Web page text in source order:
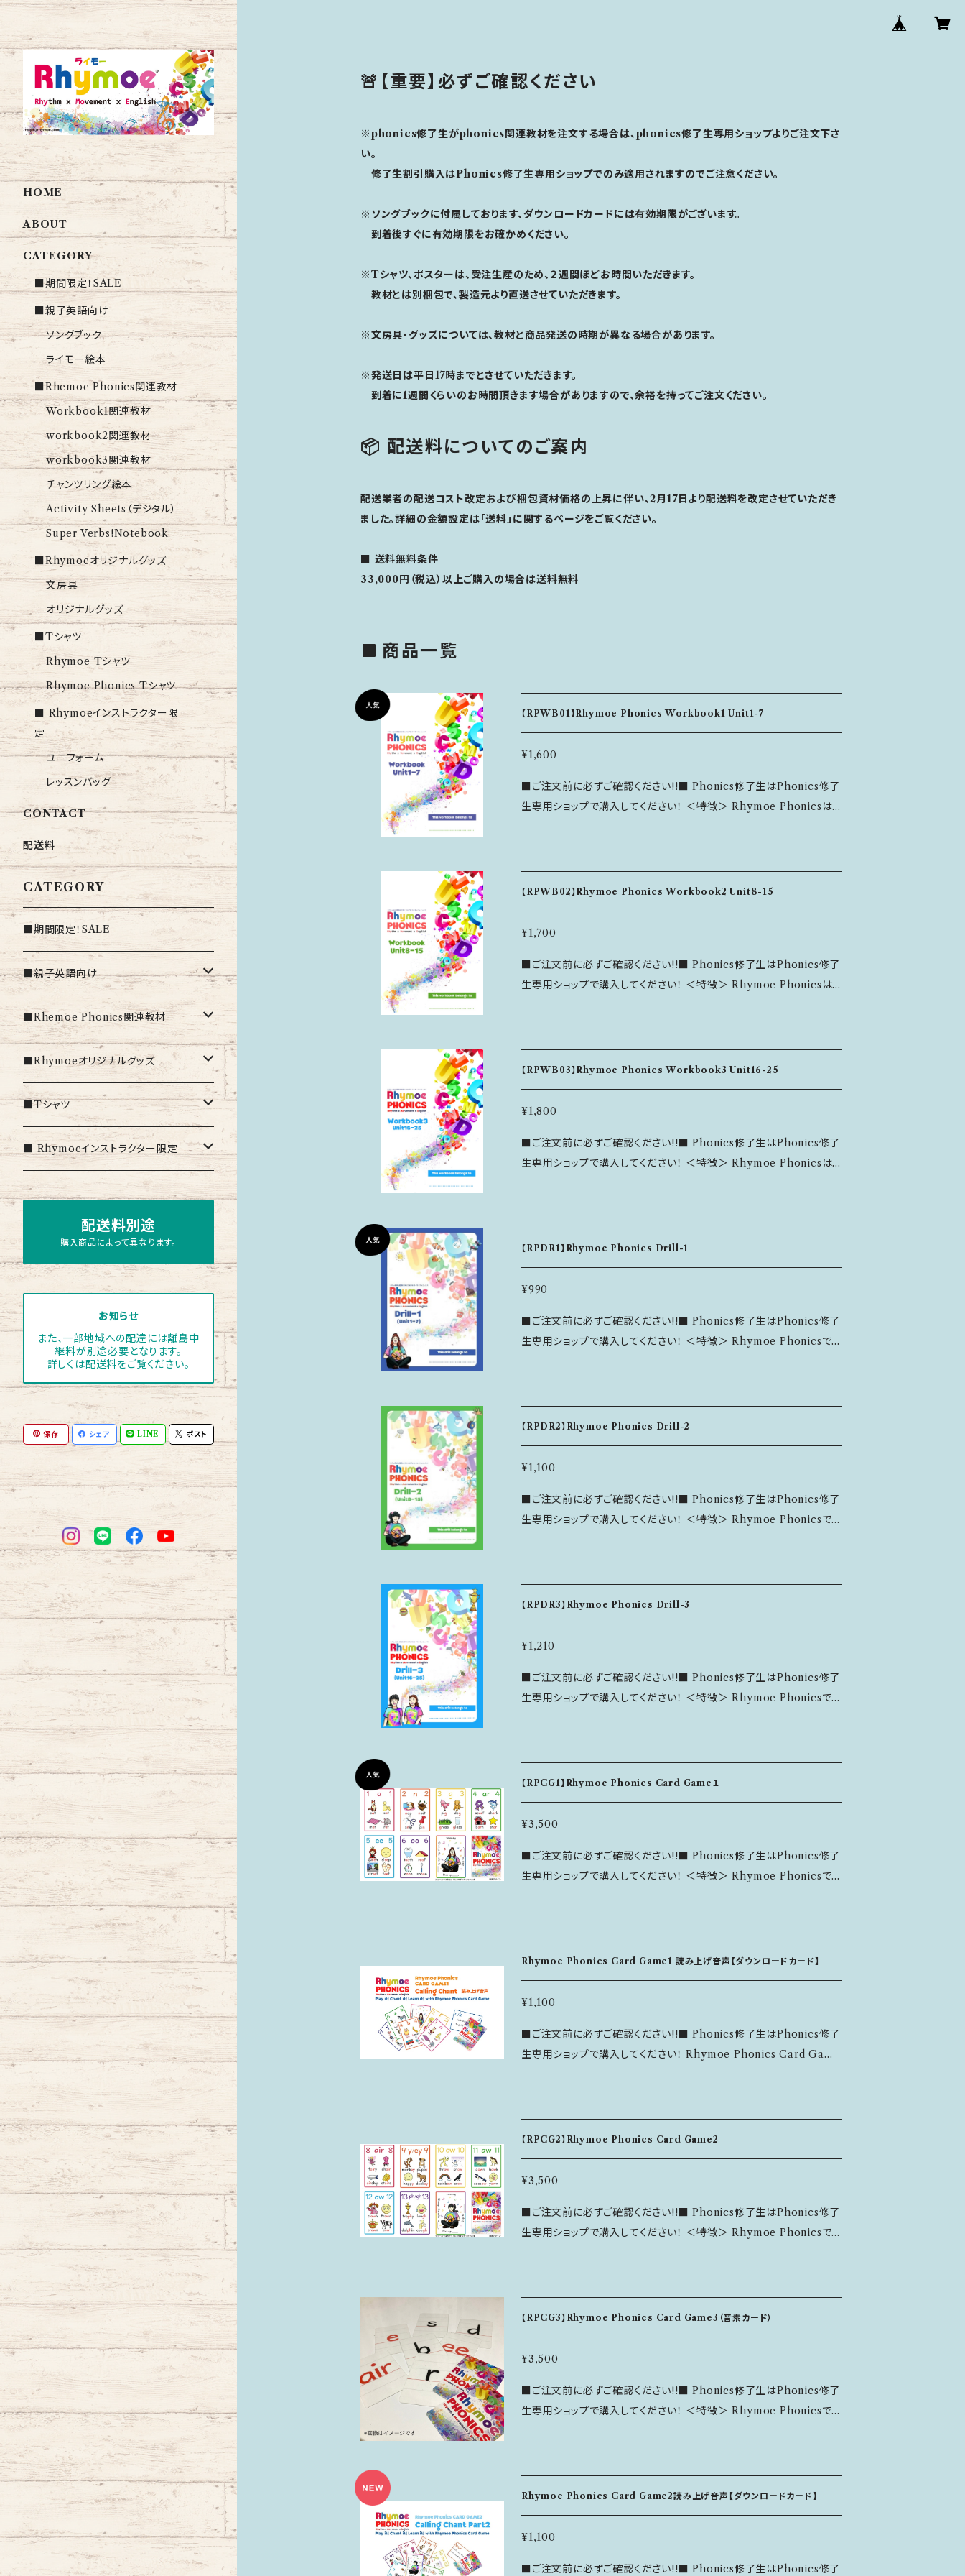
🚨【重要】必ずご確認ください
※phonics修了生がphonics関連教材を注文する場合は、phonics修了生専用ショップよりご注文下さ
い。
修了生割引購入はPhonics修了生専用ショップでのみ適用されますのでご注意ください。
※ソングブックに付属しております、ダウンロードカードには有効期限がございます。
到着後すぐに有効期限をお確かめください。
※Tシャツ、ポスターは、受注生産のため、２週間ほどお時間いただきます。
教材とは別梱包で、製造元より直送させていただきます。
※文房具・グッズについては、教材と商品発送の時期が異なる場合があります。
※発送日は平日17時までとさせていただきます。
到着に1週間くらいのお時間頂きます場合がありますので、余裕を持ってご注文ください。
📦 配送料についてのご案内
配送業者の配送コスト改定および梱包資材価格の上昇に伴い、2月17日より配送料を改定させていただき
ました。詳細の金額設定は「送料」に関するページをご覧ください。
■ 送料無料条件
33,000円（税込）以上ご購入の場合は送料無料
商品一覧
【RPWB01】Rhymoe Phonics Workbook1 Unit1-7
¥1,600
■ご注文前に必ずご確認ください!!■ Phonics修了生はPhonics修了
生専用ショップで購入してください！ ＜特徴＞ Rhymoe Phonicsは、
sで学ぶ45音素のうちの21音素（Unit1～Unit7）を学ぶことができます。
ォントを採用、書きやすく、手触りのいい紙質にもこだわりました。 -----
各Unitには下記の内容が含まれています。 ■Let's Play：英語のリズ
ムにのって手遊びやナーサリライムを楽しみましょう ■Let's Learn：
oe PhonicsのWebサイトで手遊びや歌を楽しんでみましょう ◆Soun
ds：英語の音を言ってみましょう ◆Formation：英語の字を書いてみ
ましょう ◆Phonemic Awareness：音当てクイズ！！ ◆Words：字を
読んだり書いたりして線つなぎしてみましょう ◆Chants：リズムを感
ce Card（出席カード） ❖Achievement Card（できたよ！カード/ 生
徒使用）おうちでの取り組みの目安 ❖Diploma（修了書） 上記3点も
ージ ・内容：RhymoePhonics Unit1～Unit7（1Unit=4ページ） ＜キ
ャンセル・返品について＞ ■ ご注文後のキャンセルは注文から24時間
以内にコンタクトフォームよりご連絡ください。 ■ 恐れ入りますが、発
送後の返品はお断りしています。
【RPWB02】Rhymoe Phonics Workbook2 Unit8-15
¥1,700
■ご注文前に必ずご確認ください!!■ Phonics修了生はPhonics修了
生専用ショップで購入してください！ ＜特徴＞ Rhymoe Phonicsは、
sで学ぶ45音素のうちの24音素（Unit8～Unit15）を学ぶことができま
UDフォントを採用、書きやすく、手触りのいい紙質にもこだわりました。
容＞ 各Unitには下記の内容が含まれています。 ■Let's Play：英語の
リズムにのって手遊びやナーサリライムを楽しみましょう ■Let's Lear
moe PhonicsのWebサイトで手遊びや歌を楽しんでみましょう ◆So
unds：英語の音を言ってみましょう ◆Formation：英語の字を書いて
みましょう ◆Phonemic Awareness：音当てクイズ！！ ◆Words：字
を読んだり書いたりして線つなぎしてみましょう ◆Chants：リズムを
ance Card（出席カード） ❖Achievement Card（できたよ！カード/
生徒使用）おうちでの取り組みの目安 ❖Diploma（修了書） 上記3点
ページ ・内容：RhymoePhonics Unit8～Unit15（1Unit=4ページ）
＜キャンセル・返品について＞ ■ ご注文後のキャンセルは注文から24
時間以内にコンタクトフォームよりご連絡ください。 ■ 恐れ入ります
が、発送後の返品はお断りしています。
【RPWB03】Rhymoe Phonics Workbook3 Unit16-25
¥1,800
■ご注文前に必ずご確認ください!!■ Phonics修了生はPhonics修了
生専用ショップで購入してください！ ＜特徴＞ Rhymoe Phonicsは、
s1と2で学んだチャンツを活かしながら、33個のAlternative Spellin
全ページがモノクロでシンプルな色使いです。 フォントは見やすいUD
----------------------------------------------------- ＜主な内容
＞ 各Unitには下記の内容が含まれています。 ■Review the Chan
Read and Write the Words：新しいルールに気をつけて読もう読め
たらていねいに書こう ■Other Special Rules：知っていたらすごい
とくべつなルール！おぼえられたら、おぼえちゃおう！ ■Practice the
Chant：知っていたらすごいとくべつなルール！おぼえられたら、おぼえ
❖Attendance Card（出席カード） ❖Achievement Card（できた
よ！カード/ 生徒使用）おうちでの取り組みの目安 ❖Diploma（修了
ージ数：40ページ ・内容：RhymoePhonics Unit16～Unit25（1Uni
t=3~4ページ） ＜キャンセル・返品について＞ ■ ご注文後のキャンセ
ルは注文から24時間以内にコンタクトフォームよりご連絡ください。 ■
恐れ入りますが、発送後の返品はお断りしています。
【RPDR1】Rhymoe Phonics Drill-1
¥990
■ご注文前に必ずご確認ください!!■ Phonics修了生はPhonics修了
生専用ショップで購入してください！ ＜特徴＞ Rhymoe Phonicsで
全ページがモノクロでシンプルな色使いです。 フォントは見やすいUD
----------------------------------------------------- ＜主な内容
容になります。 下記の内容が含まれています。 ■各ユニットの復習ペ
ージ ■年度末の復習ページ ■アクティビティページ ■Rhymoe Ch
k1 Unit1-7に対応した内容 ＜キャンセル・返品について＞ ■ ご注文
後のキャンセルは注文から24時間以内にコンタクトフォームよりご連絡
ください。 ■ 恐れ入りますが、発送後の返品はお断りしています。
【RPDR2】Rhymoe Phonics Drill-2
¥1,100
■ご注文前に必ずご確認ください!!■ Phonics修了生はPhonics修了
生専用ショップで購入してください！ ＜特徴＞ Rhymoe Phonicsで
全ページがモノクロでシンプルな色使いです。 フォントは見やすいUD
----------------------------------------------------- ＜主な内容
内容になります。 下記の内容が含まれています。 ■各ユニットの復習
ページ ■年度末の復習ページ ■アクティビティページ ■Rhymoe
ook2 Unit8-15に対応した内容 ＜キャンセル・返品について＞ ■ ご
注文後のキャンセルは注文から24時間以内にコンタクトフォームよりご
連絡ください。 ■ 恐れ入りますが、発送後の返品はお断りしています。
【RPDR3】Rhymoe Phonics Drill-3
¥1,210
■ご注文前に必ずご確認ください!!■ Phonics修了生はPhonics修了
生専用ショップで購入してください！ ＜特徴＞ Rhymoe Phonicsで
復習ページ」と「年度末の復習ページ」と「アクティビティページ」など
トは見やすいUDフォントを採用、書きやすく、手触りのいい紙質にもこ
----- ＜主な内容＞ Rhymoe Phonics Drill-3はWorkbook3 Un
it16-25に対応した内容になります。 下記の内容が含まれています。 ■
---------------------- ＜商品情報＞ ・サイズ：A4 ・ページ数：32ペ
ージ ・内容：Workbook3 Unit16-25に対応した内容 ＜キャンセル・
返品について＞ ■ ご注文後のキャンセルは注文から24時間以内にコ
ンタクトフォームよりご連絡ください。 ■ 恐れ入りますが、発送後の返
【RPCG1】Rhymoe Phonics Card Game１
¥3,500
■ご注文前に必ずご確認ください!!■ Phonics修了生はPhonics修了
生専用ショップで購入してください！ ＜特徴＞ Rhymoe Phonicsで
e Phonics Card Game【１】に数字1～7まで、【２】に数字8～13まで
----------- ＜主な内容＞ ■Rhymoe Phonics Card Game１ ・絵
色） ・ワイルドカード 2枚 ・白カード 2枚 ※Rhymoe Phonics Work
book Unit1～14までの内容を収録 -------------------------------
ださい。 ■ 恐れ入りますが、発送後の返品はお断りしています。
Rhymoe Phonics Card Game1 読み上げ音声【ダウンロードカード】
¥1,100
■ご注文前に必ずご確認ください!!■ Phonics修了生はPhonics修了
生専用ショップで購入してください！ Rhymoe Phonics Card Game
CAのアプリをダウンロードし、ダウンロードカード裏のシリアルナンバ
ONOCAのWebサイトを開き、シリアルナンバーを入力することで、パ
トすることも可能です。 ※シリアルナンバーの使用は1回のみとなりま
す。有効期限がありますので、ご注意ください。
【RPCG2】Rhymoe Phonics Card Game2
¥3,500
■ご注文前に必ずご確認ください!!■ Phonics修了生はPhonics修了
生専用ショップで購入してください！ ＜特徴＞ Rhymoe Phonicsで
e Phonics Card Game【１】に数字1～7まで、【２】に数字8～13まで
----------- ＜主な内容＞ ■Rhymoe Phonics Card Game２ ・絵
3・6色） ・ワイルドカード 2枚 ・白紙カード 2枚 ※Rhymoe Phonics
Workbook Unit15～25までの内容を収録 ＜キャンセル・返品につい
ています。
【RPCG3】Rhymoe Phonics Card Game3（音素カード）
¥3,500
■ご注文前に必ずご確認ください!!■ Phonics修了生はPhonics修了
生専用ショップで購入してください！ ＜特徴＞ Rhymoe Phonicsで
------------------------------------------- ＜主な内容＞ ■Rhy
ード 37枚 ・同音異綴音素カードには音素表記付き ※Rhymoe Phon
いて＞ ■ ご注文後のキャンセルは注文から24時間以内にコンタクトフ
Rhymoe Phonics Card Game2読み上げ音声【ダウンロードカード】
¥1,100
■ご注文前に必ずご確認ください!!■ Phonics修了生はPhonics修了
HOME
ABOUT
CATEGORY
■期間限定！SALE
■親子英語向け
ソングブック
ライモー絵本
■Rhemoe Phonics関連教材
Workbook1関連教材
workbook2関連教材
workbook3関連教材
チャンツリング絵本
Activity Sheets（デジタル）
Super Verbs!Notebook
■Rhymoeオリジナルグッズ
文房具
オリジナルグッズ
■Tシャツ
Rhymoe Tシャツ
Rhymoe Phonics Tシャツ
■ Rhymoeインストラクター限
定
ユニフォーム
レッスンバッグ
CONTACT
配送料
CATEGORY
■期間限定！SALE
■親子英語向け
ソングブック
ライモー絵本
■Rhemoe Phonics関連教材
Workbook1関連教材
workbook2関連教材
workbook3関連教材
チャンツリング絵本
Activity Sheets（デジタル）
Super Verbs!Notebook
■Rhymoeオリジナルグッズ
文房具
オリジナルグッズ
■Tシャツ
Rhymoe Tシャツ
Rhymoe Phonics Tシャツ
■ Rhymoeインストラクター限定
ユニフォーム
レッスンバッグ
配送料別途
購入商品によって異なります。
お知らせ
また、一部地域への配達には離島中
継料が別途必要となります。
詳しくは配送料をご覧ください。
保存 シェア LINE ポスト